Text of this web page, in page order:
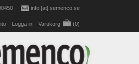
info [at] semenco.se
Logga in Varukorg (0)